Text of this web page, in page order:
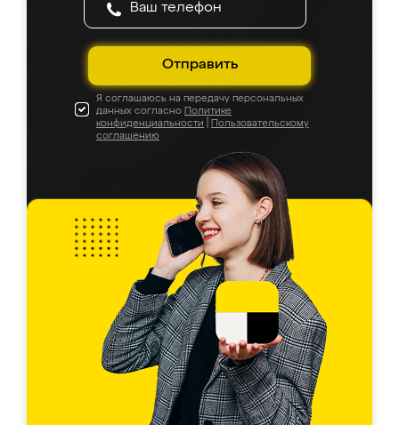
Отправить
Я соглашаюсь на передачу персональных
данных согласно Политике
конфиденциальности
Пользовательскому
соглашению